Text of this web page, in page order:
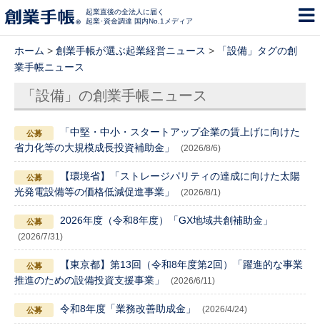
起業直後の全法人に届く
起業･資金調達 国内No.1メディア
ホーム > 創業手帳が選ぶ起業経営ニュース >
「設備」タグの創
業手帳ニュース
「設備」の創業手帳ニュース
「中堅・中小・スタートアップ企業の賃上げに向けた
省力化等の大規模成長投資補助金」
(2026/8/6)
【環境省】「ストレージパリティの達成に向けた太陽
光発電設備等の価格低減促進事業」
(2026/8/1)
2026年度（令和8年度）「GX地域共創補助金」
(2026/7/31)
【東京都】第13回（令和8年度第2回）「躍進的な事業
推進のための設備投資支援事業」
(2026/6/11)
令和8年度「業務改善助成金」 (2026/4/24)